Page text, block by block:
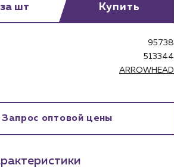
шт Купить
95738
513344
ARROWHEAD
Запрос оптовой цены